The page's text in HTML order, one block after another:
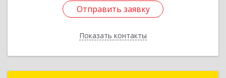
Отправить заявку
Показать контакты
Отправить заявку
Назад